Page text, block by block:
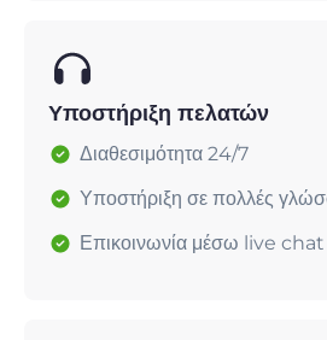
Υποστήριξη πελατών
Διαθεσιμότητα 24/7
Υποστήριξη σε πολλές
Επικοινωνία μέσω live